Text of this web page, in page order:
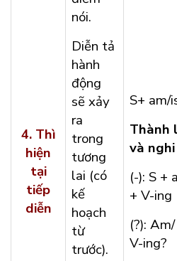
4. Thì
hiện
tại
tiếp
diễn
nói.
Diễn tả
hành
động
sẽ xảy
ra
trong
tương
lai (có
kế
hoạch
từ
trước).
S+ am/
Thành
và
(-): S +
+ V-ing
(?):
V-ing?